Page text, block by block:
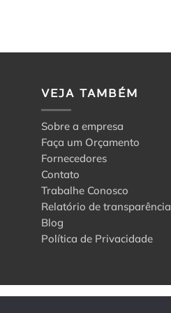
VEJA TAMBÉM
Sobre a empresa
Faça um Orçamento
Fornecedores
Contato
Trabalhe Conosco
Relatório de transparência
Blog
Política de Privacidade